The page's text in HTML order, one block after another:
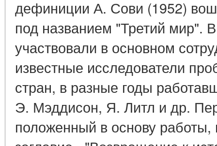
дефиниции А. Сови (1952)
под названием "Третий мир". В
участвовали в основном
известные исследователи
стран, в разные годы
Э. Мэддисон, Я. Литл и др.
положенный в основу работы,